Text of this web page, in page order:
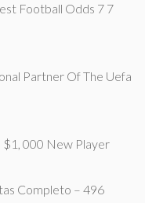
Football Odds 7 7
Partner Of The Uefa
$1, 000 New Player
Completo – 496